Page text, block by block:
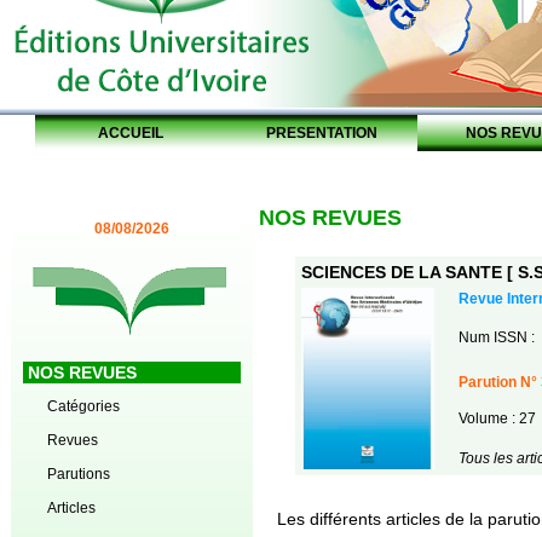
ACCUEIL PRESENTATION NOS
08/08/2026
NOS REVUES
Catégories
Revues
Parutions
Articles
NOS REVUES
SCIENCES DE LA SANTE [
Revue
Num ISSN :
Parution N°
Volume : 27
Tous les
Les différents articles de la